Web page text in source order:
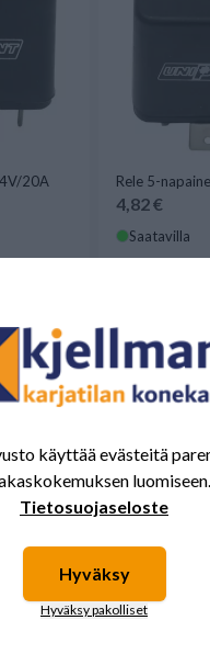
20A Rele 5-
4,82 €
Saatavilla
20/30A
Vilkkurele
napainen
käyttää evästeitä
luomiseen.
Tietosuojaseloste
Hyväksy
Hyväksy pakolliset